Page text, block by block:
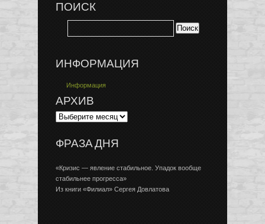
ПОИСК
ИНФОРМАЦИЯ
Информация
АРХИВ
ФРАЗА ДНЯ
«Кризис — явление стабильное. Упадок вообще
стабильнее прогресса»
Из книги «Филиал» Сергея Довлатова